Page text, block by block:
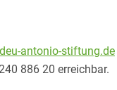
antonio-stiftung.de
886 20 erreichbar.